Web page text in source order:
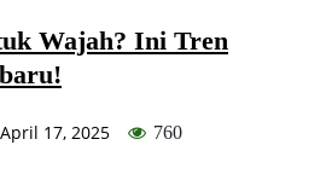
Wajah? Ini Tren
April 17, 2025 760